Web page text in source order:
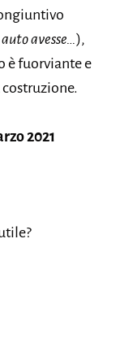
avesse…),
è fuorviante e
2021